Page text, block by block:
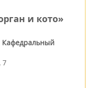
и кото»
Кафедральный
7